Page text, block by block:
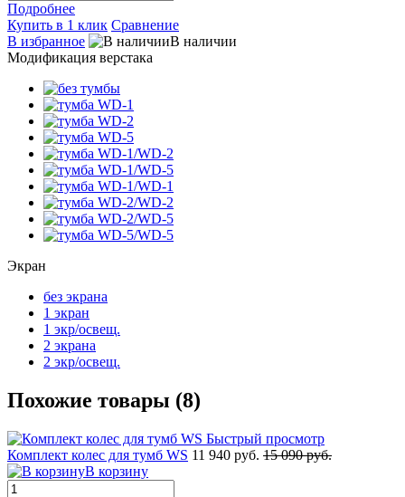
Подробнее
Купить в 1 клик Сравнение
В избранное
В наличии
Модификация верстака
Экран
без экрана
1 экран
1 экр/освещ.
2 экрана
2 экр/освещ.
Похожие товары (8)
Быстрый просмотр
Комплект колес для тумб WS 11 940 руб. 15 090 руб.
В корзину